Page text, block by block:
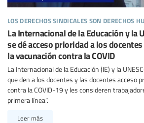
los derechos sindicales son derechos
La Internacional de la Educación y la
se dé acceso prioridad a los
la vacunación contra la COVID
La Internacional de la Educación (IE) y la
que den a los docentes y las docentes acceso
contra la COVID-19 y les consideren
primera línea”.
Leer más